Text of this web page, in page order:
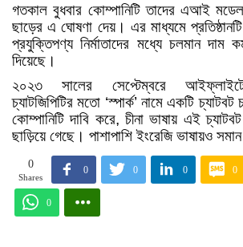
গতকাল বুধবার কোম্পানিটি তাদের এআই
ছাড়ের এ ঘোষণা দেয়। এর মাধ্যমে
প্রযুক্তিপণ্য নির্মাতাদের মধ্যে চলমান দাম
দিয়েছে।
২০২৩ সালের সেপ্টেম্বরে
চ্যাটজিপিটির মতো ‘স্পার্ক’ নামে একটি
কোম্পানিটি দাবি করে, চীনা ভাষায় এই
ছাড়িয়ে গেছে। পাশাপাশি ইংরেজি ভাষায়ও
0
Shares
0 0 0 0
0